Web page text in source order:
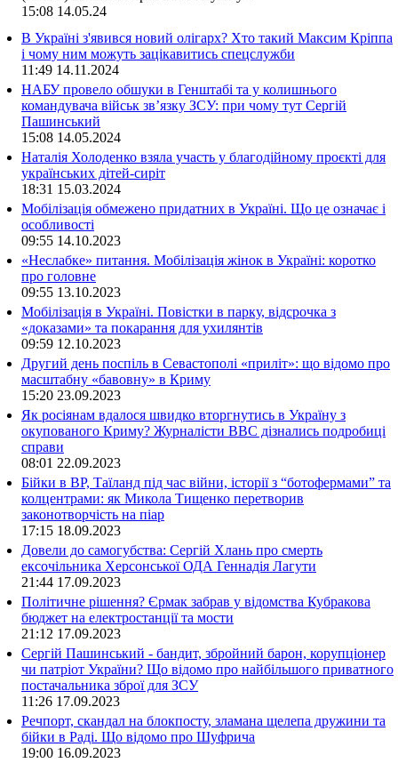
15:08 14.05.24
В Україні з'явився новий олігарх? Хто такий Максим Кріппа
і чому ним можуть зацікавитись спецслужби
11:49 14.11.2024
НАБУ провело обшуки в Генштабі та у колишнього
командувача військ зв’язку ЗСУ: при чому тут Сергій
Пашинський
15:08 14.05.2024
Наталія Холоденко взяла участь у благодійному проєкті для
українських дітей-сиріт
18:31 15.03.2024
Мобілізація обмежено придатних в Україні. Що це означає і
особливості
09:55 14.10.2023
«Неслабке» питання. Мобілізація жінок в Україні: коротко
про головне
09:55 13.10.2023
Мобілізація в Україні. Повістки в парку, відсрочка з
«доказами» та покарання для ухилянтів
09:59 12.10.2023
Другий день поспіль в Севастополі «приліт»: що відомо про
масштабну «бавовну» в Криму
15:20 23.09.2023
Як росіянам вдалося швидко вторгнутись в Україну з
окупованого Криму? Журналісти ВВС дізнались подробиці
справи
08:01 22.09.2023
Бійки в ВР, Таїланд під час війни, історії з “ботофермами” та
колцентрами: як Микола Тищенко перетворив
законотворчість на піар
17:15 18.09.2023
Довели до самогубства: Сергій Хлань про смерть
ексочільника Херсонської ОДА Геннадія Лагути
21:44 17.09.2023
Політичне рішення? Єрмак забрав у відомства Кубракова
бюджет на електростанції та мости
21:12 17.09.2023
Сергій Пашинський - бандит, збройний барон, корупціонер
чи патріот України? Що відомо про найбільшого приватного
постачальника зброї для ЗСУ
11:26 17.09.2023
Речпорт, скандал на блокпосту, зламана щелепа дружини та
бійки в Раді. Що відомо про Шуфрича
19:00 16.09.2023